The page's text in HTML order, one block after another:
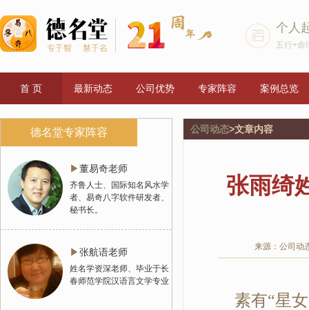
个人
五行+命
首 页 最新动态 公司优势 专家阵容 案例总览
德名堂专家阵容
▶董易奇老师
齐鲁人士、国际知名风水学
者、易奇八字软件研发者、
秘书长。
▶张航语老师
姓名学资深老师、毕业于长
春师范学院汉语言文学专业
公司动态>文章内容
张雨绮
来源：公司动
素有“星女